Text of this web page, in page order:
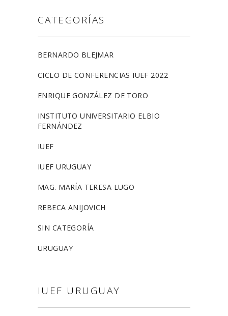
CATEGORÍAS
BERNARDO BLEJMAR
CICLO DE CONFERENCIAS IUEF 2022
ENRIQUE GONZÁLEZ DE TORO
INSTITUTO UNIVERSITARIO ELBIO
FERNÁNDEZ
IUEF
IUEF URUGUAY
MAG. MARÍA TERESA LUGO
REBECA ANIJOVICH
SIN CATEGORÍA
URUGUAY
IUEF URUGUAY